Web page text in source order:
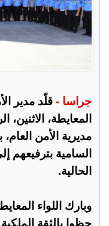
جراسا - قلّد مدير
المعايطة،
مديرية الأمن
السامية بترفيعهم
الحالية.
وبارك اللواء
حظوا بالثقة